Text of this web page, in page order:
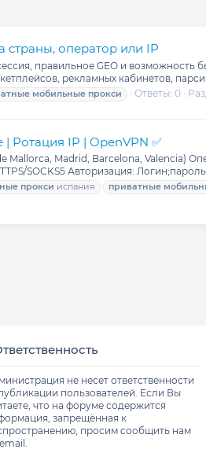
страны, оператор или IP
правильное GEO и возможность
рекламных кабинетов,
мобильные прокси Ответы: 0
Ротация IP | OpenVPN ✅
Madrid, Barcelona, Valencia)
SOCKS5 Авторизация:
прокси испания приватные
не несет ответственности
пользователей. Если Вы
что на форуме содержится
запрещённая к
просим сообщить нам